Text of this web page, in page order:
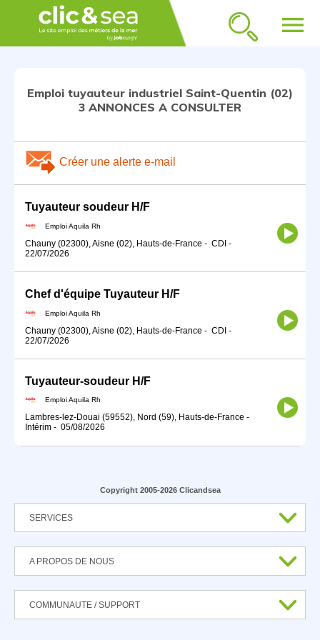
menu
Emploi tuyauteur industriel Saint-Quentin (02)
3 ANNONCES A CONSULTER
Créer une alerte e-mail
Tuyauteur soudeur H/F
Emploi Aquila Rh
Chauny (02300), Aisne (02), Hauts-de-France - CDI -
22/07/2026
Chef d'équipe Tuyauteur H/F
Emploi Aquila Rh
Chauny (02300), Aisne (02), Hauts-de-France - CDI -
22/07/2026
Tuyauteur-soudeur H/F
Emploi Aquila Rh
Lambres-lez-Douai (59552), Nord (59), Hauts-de-France -
Intérim - 05/08/2026
Copyright 2005-2026 Clicandsea
SERVICES
A PROPOS DE NOUS
COMMUNAUTE / SUPPORT